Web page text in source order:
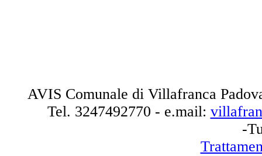
AVIS Comunale di Villafranca
Tel. 3247492770 - e.mail:
-